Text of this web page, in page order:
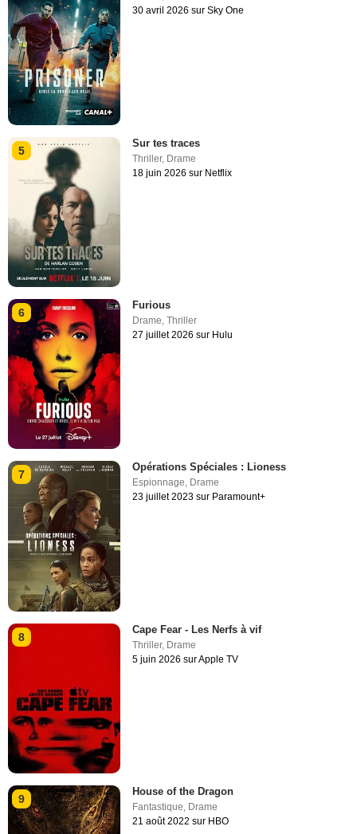
30 avril 2026 sur Sky One
5
Sur tes traces
Thriller, Drame
18 juin 2026 sur Netflix
6
Furious
Drame,Thriller
27 juillet 2026 sur Hulu
7
Opérations Spéciales : Lioness
Espionnage, Drame
23 juillet 2023 sur Paramount+
8
Cape Fear - Les Nerfs à vif
Thriller, Drame
5 juin 2026 sur Apple TV
9
House of the Dragon
Fantastique, Drame
21 août 2022 sur HBO